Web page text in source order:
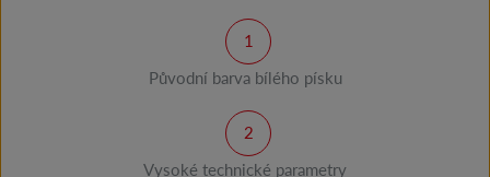
Původní barva bílého písku
Vysoké technické parametry